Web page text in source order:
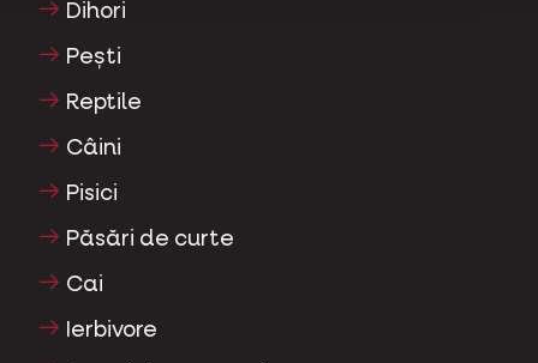
Dihori
Pești
Reptile
Câini
Pisici
Păsări de curte
Cai
Ierbivore